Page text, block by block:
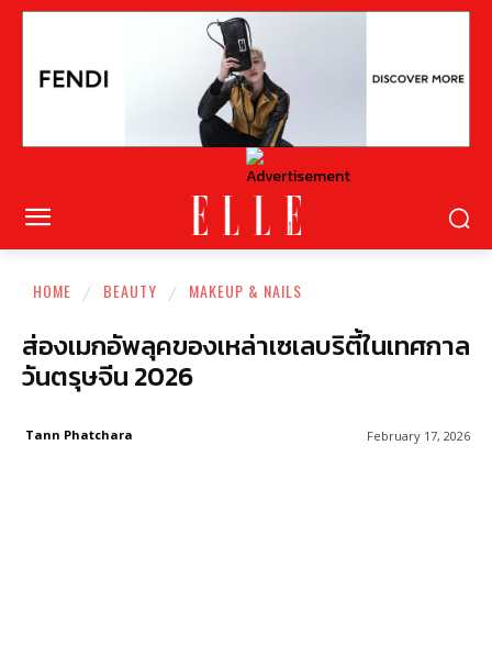
HOME BEAUTY MAKEUP & NAILS
ส่องเมกอัพลุคของเหล่าเซเลบริตี้ในเทศกาล
วันตรุษจีน 2026
February 17, 2026
Tann Phatchara